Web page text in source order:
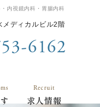
内視鏡内科・胃腸内科
ディカルビル2階
6162
Recruit
求人情報